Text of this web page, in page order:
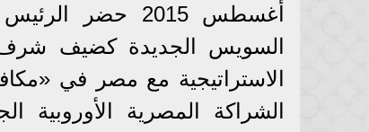
أغسطس 2015
السويس الجديدة كضيف شرف
الاستراتيجية مع مصر في